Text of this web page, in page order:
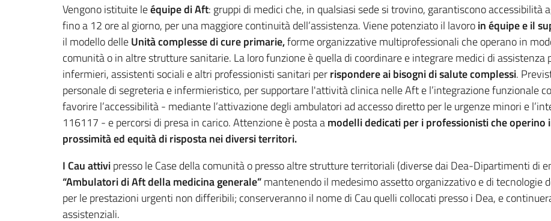
Vengono istituite leéquipe di Aft: gruppi di medici che, in qualsiasi sede si trovino, garantiscono accessibilità
fino a 12 ore al giorno, per una maggiore continuità dell’assistenza. Viene potenziato il lavoroin équipe e il
il modello delleUnità complesse di cure primarie,forme organizzative multiprofessionali che operano in
comunità o in altre strutture sanitarie. La loro funzione è quella di coordinare e integrare medici di
infermieri, assistenti sociali e altri professionisti sanitari perrispondere ai bisogni di salute complessi.
personale di segreteria e infermieristico, per supportare l'attività clinica nelle Aft e l’integrazione funzionale
favorire l’accessibilità - mediante l’attivazione degli ambulatori ad accesso diretto per le urgenze minori e
116117 - e percorsi di presa in carico. Attenzione è posta amodelli dedicati per iprofessionisti che operino
prossimità ed equità di risposta nei diversi territori.
I Cauattivipresso le Case della comunità o presso altre strutture territoriali (diverse dai Dea-Dipartimenti di
“Ambulatori di Aft della medicina generale”mantenendo il medesimo assetto organizzativo e di tecnologie
per le prestazioni urgenti non differibili; conserveranno il nome di Cau quelli collocati presso i Dea, e
assistenziali.